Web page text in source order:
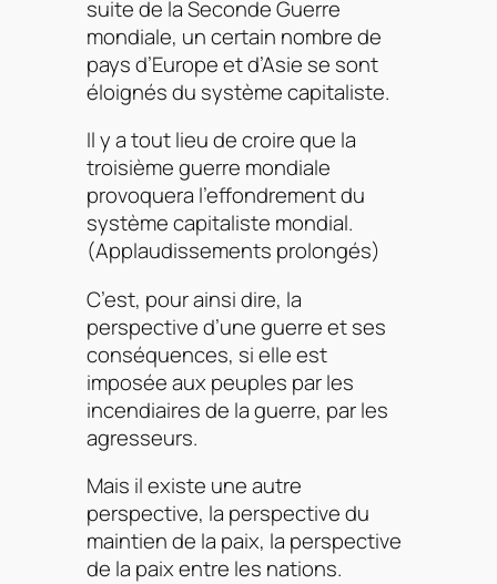
suite de la Seconde Guerre
mondiale, un certain nombre de
pays d’Europe et d’Asie se sont
éloignés du système capitaliste.
Il y a tout lieu de croire que la
troisième guerre mondiale
provoquera l’effondrement du
système capitaliste mondial.
(Applaudissements prolongés)
C’est, pour ainsi dire, la
perspective d’une guerre et ses
conséquences, si elle est
imposée aux peuples par les
incendiaires de la guerre, par les
agresseurs.
Mais il existe une autre
perspective, la perspective du
maintien de la paix, la perspective
de la paix entre les nations.